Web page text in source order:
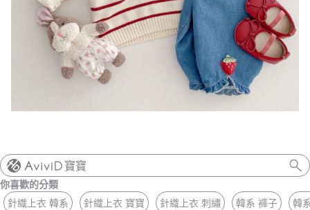
寶寶
你喜歡的分類
針織上衣 韓系
針織上衣 寶寶 針織上衣 刺繡 韓系 褲子 韓